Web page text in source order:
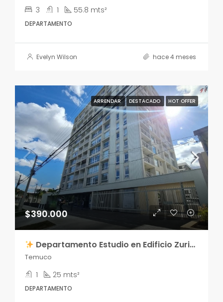
3 1 55.8 mts²
DEPARTAMENTO
Evelyn Wilson hace 4 meses
ARRENDAR DESTACADO HOT OFFER
$390.000
Departamento Estudio en Edificio Zurich
Temuco
1 25 mts²
DEPARTAMENTO